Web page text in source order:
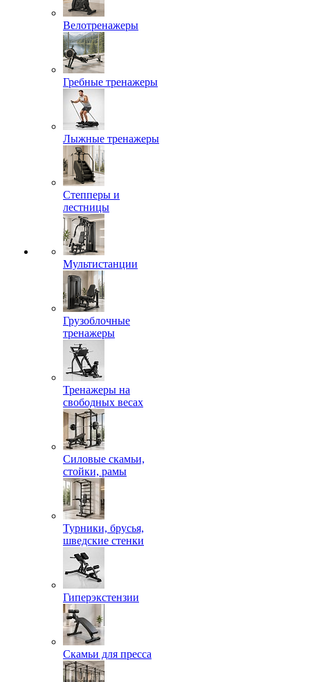
Велотренажеры
Гребные тренажеры
Лыжные тренажеры
Степперы и
лестницы
Мультистанции
Грузоблочные
тренажеры
Тренажеры на
свободных весах
Силовые скамьи,
стойки, рамы
Турники, брусья,
шведские стенки
Гиперэкстензии
Скамьи для пресса